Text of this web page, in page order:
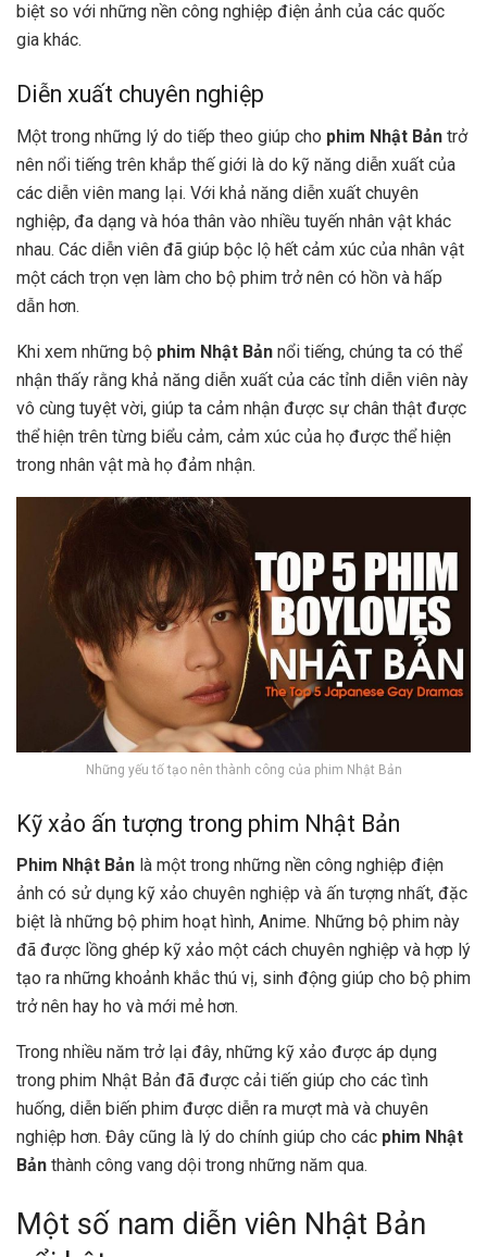
biệt so với những nền công nghiệp điện ảnh của các quốc
gia khác.
Diễn xuất chuyên nghiệp
Một trong những lý do tiếp theo giúp cho phim Nhật Bản trở
nên nổi tiếng trên khắp thế giới là do kỹ năng diễn xuất của
các diễn viên mang lại. Với khả năng diễn xuất chuyên
nghiệp, đa dạng và hóa thân vào nhiều tuyến nhân vật khác
nhau. Các diễn viên đã giúp bộc lộ hết cảm xúc của nhân vật
một cách trọn vẹn làm cho bộ phim trở nên có hồn và hấp
dẫn hơn.
Khi xem những bộ phim Nhật Bản nổi tiếng, chúng ta có thể
nhận thấy rằng khả năng diễn xuất của các tỉnh diễn viên này
vô cùng tuyệt vời, giúp ta cảm nhận được sự chân thật được
thể hiện trên từng biểu cảm, cảm xúc của họ được thể hiện
trong nhân vật mà họ đảm nhận.
Những yếu tố tạo nên thành công của phim Nhật Bản
Kỹ xảo ấn tượng trong phim Nhật Bản
Phim Nhật Bản là một trong những nền công nghiệp điện
ảnh có sử dụng kỹ xảo chuyên nghiệp và ấn tượng nhất, đặc
biệt là những bộ phim hoạt hình, Anime. Những bộ phim này
đã được lồng ghép kỹ xảo một cách chuyên nghiệp và hợp lý
tạo ra những khoảnh khắc thú vị, sinh động giúp cho bộ phim
trở nên hay ho và mới mẻ hơn.
Trong nhiều năm trở lại đây, những kỹ xảo được áp dụng
trong phim Nhật Bản đã được cải tiến giúp cho các tình
huống, diễn biến phim được diễn ra mượt mà và chuyên
nghiệp hơn. Đây cũng là lý do chính giúp cho các phim Nhật
Bản thành công vang dội trong những năm qua.
Một số nam diễn viên Nhật Bản